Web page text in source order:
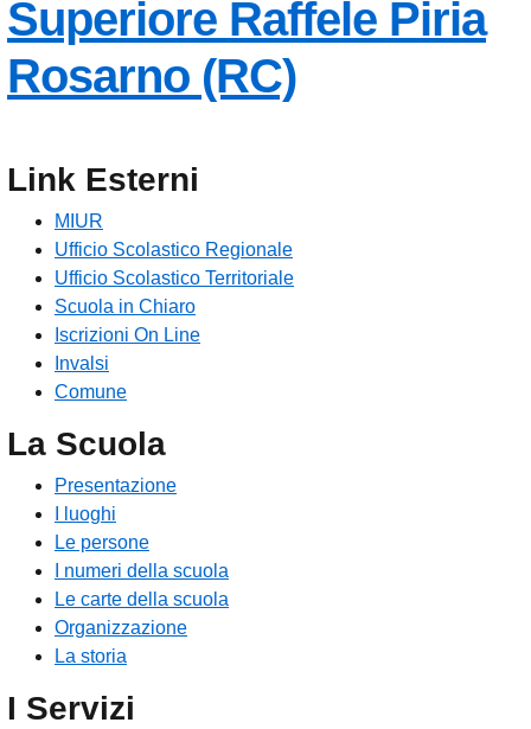
Superiore Raffele Piria
Rosarno (RC)— Visita la
Link Esterni
MIUR
Ufficio Scolastico Regionale
Ufficio Scolastico Territoriale
Scuola in Chiaro
Iscrizioni On Line
Invalsi
Comune
La Scuola
Presentazione
I luoghi
Le persone
I numeri della scuola
Le carte della scuola
Organizzazione
La storia
I Servizi